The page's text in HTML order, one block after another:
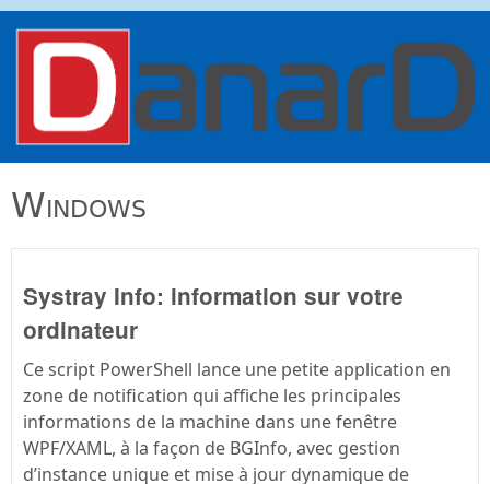
danard.net
Windows
Systray Info: information sur votre
ordinateur
Ce script PowerShell lance une petite application en
zone de notification qui affiche les principales
informations de la machine dans une fenêtre
WPF/XAML, à la façon de BGInfo, avec gestion
d’instance unique et mise à jour dynamique de